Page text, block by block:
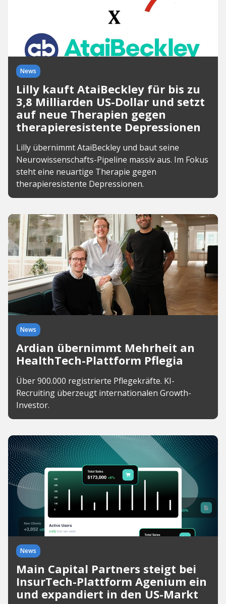
News
Lilly kauft AtaiBeckley für bis zu
3,8 Milliarden US-Dollar und setzt
auf neue Therapien gegen
therapieresistente Depressionen
Lilly übernimmt AtaiBeckley und baut seine
Neurowissenschafts-Pipeline massiv aus. Im Fokus
steht eine neuartige Therapie gegen
therapieresistente Depressionen.
News
Ardian übernimmt Mehrheit an
HealthTech-Plattform Pflegia
Über 900.000 registrierte Pflegekräfte. KI-
Recruiting überzeugt internationalen Growth-
Investor.
News
Main Capital Partners steigt bei
InsurTech-Plattform Agenium ein
und expandiert in den US-Markt